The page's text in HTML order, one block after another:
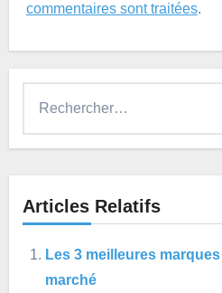
commentaires sont traitées.
Articles Relatifs
Les 3 meilleures
marché